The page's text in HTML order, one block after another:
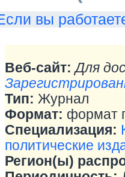
вы
Веб-сайт: Для
Тип: Журнал
Формат: формат
Специализация:
политические
Регион(ы)